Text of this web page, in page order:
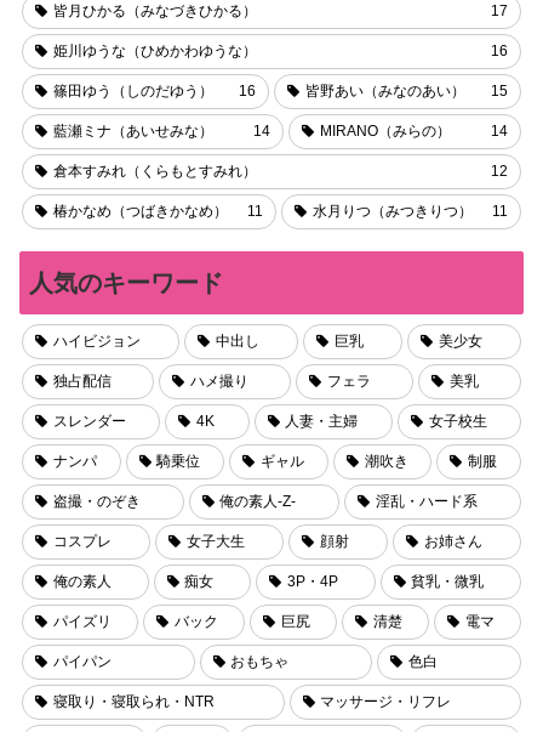
皆月ひかる（みなづきひかる） 17
姫川ゆうな（ひめかわゆうな） 16
篠田ゆう（しのだゆう） 16 皆野あい（みなのあい） 15
藍瀬ミナ（あいせみな） 14 MIRANO（みらの） 14
倉本すみれ（くらもとすみれ） 12
椿かなめ（つばきかなめ） 11 水月りつ（みつきりつ） 11
人気のキーワード
ハイビジョン 中出し 巨乳 美少女
独占配信 ハメ撮り フェラ 美乳
スレンダー 4K 人妻・主婦 女子校生
ナンパ 騎乗位 ギャル 潮吹き 制服
盗撮・のぞき 俺の素人-Z- 淫乱・ハード系
コスプレ 女子大生 顔射 お姉さん
俺の素人 痴女 3P・4P 貧乳・微乳
パイズリ バック 巨尻 清楚 電マ
パイパン おもちゃ 色白
寝取り・寝取られ・NTR マッサージ・リフレ